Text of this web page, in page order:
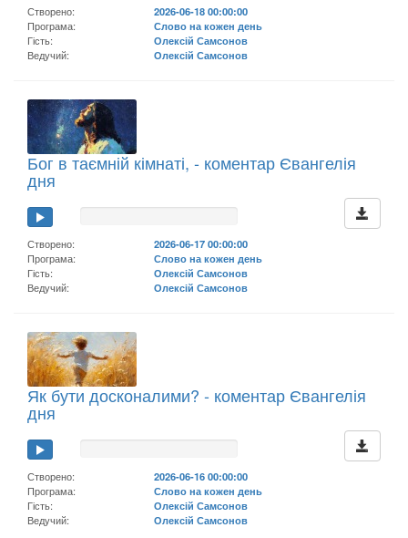
Створено:
2026-06-18 00:00:00
Програма:
Слово на кожен день
Гість:
Олексій Самсонов
Ведучий:
Олексій Самсонов
Бог в таємній кімнаті, - коментар Євангелія
дня
Створено:
2026-06-17 00:00:00
Програма:
Слово на кожен день
Гість:
Олексій Самсонов
Ведучий:
Олексій Самсонов
Як бути досконалими? - коментар Євангелія
дня
Створено:
2026-06-16 00:00:00
Програма:
Слово на кожен день
Гість:
Олексій Самсонов
Ведучий:
Олексій Самсонов